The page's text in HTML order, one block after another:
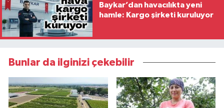
Baykar’dan havacılıkta yeni
hamle: Kargo şirketi kuruluyor
Bunlar da ilginizi çekebilir